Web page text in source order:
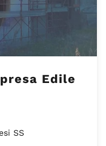
Edile
SS